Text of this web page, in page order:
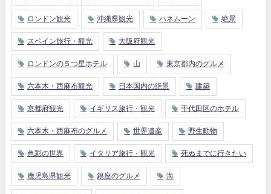
ロンドン観光 沖縄県観光 ハネムーン 絶景
スペイン旅行・観光 大阪府観光
ロンドンの５つ星ホテル 山 東京都内のグルメ
六本木・西麻布観光 日本国内の絶景 建築
京都府観光 イギリス旅行・観光 千代田区のホテル
六本木・西麻布のグルメ 世界遺産 野生動物
色彩の世界 イタリア旅行・観光 死ぬまでに行きたい
鹿児島県観光 銀座のグルメ 海